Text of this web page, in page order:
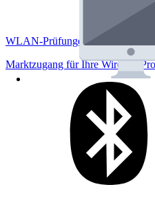
WLAN-Prüfungen
Marktzugang für Ihre Wireless